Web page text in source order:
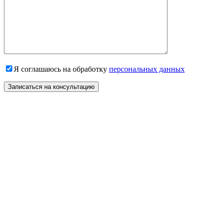
Я соглашаюсь на обработку персональных данных
Записаться на консультацию